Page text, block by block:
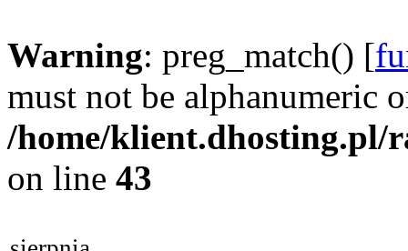
Warning: preg_match() [
must not be alphanumeric
/home/klient.dhosting.pl/
on line 43